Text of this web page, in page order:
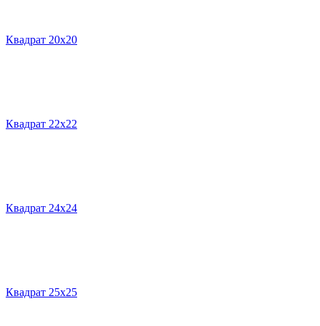
Квадрат 20х20
Квадрат 22х22
Квадрат 24х24
Квадрат 25х25